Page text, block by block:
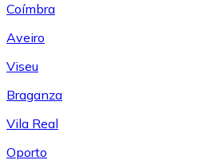
Coímbra
Aveiro
Viseu
Braganza
Vila Real
Oporto